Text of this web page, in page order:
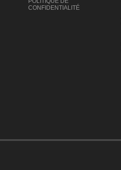
CONFIDENTIALITÉ